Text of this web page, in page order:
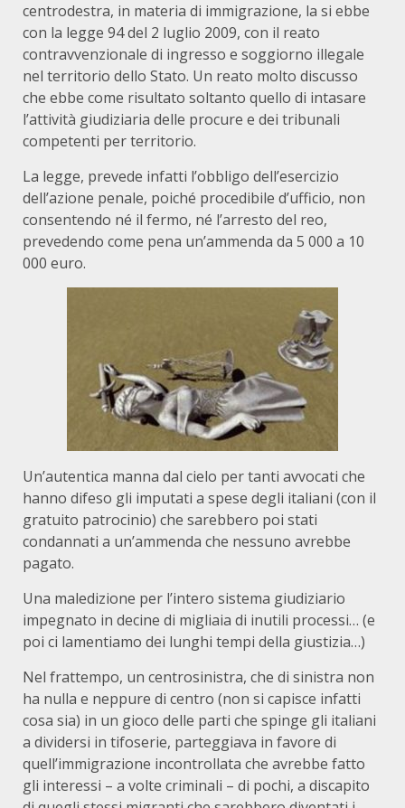
centrodestra, in materia di immigrazione, la si ebbe
con la legge 94 del 2 luglio 2009, con il reato
contravvenzionale di ingresso e soggiorno illegale
nel territorio dello Stato. Un reato molto discusso
che ebbe come risultato soltanto quello di intasare
l’attività giudiziaria delle procure e dei tribunali
competenti per territorio.
La legge, prevede infatti l’obbligo dell’esercizio
dell’azione penale, poiché procedibile d’ufficio, non
consentendo né il fermo, né l’arresto del reo,
prevedendo come pena un’ammenda da 5 000 a 10
000 euro.
Un’autentica manna dal cielo per tanti avvocati che
hanno difeso gli imputati a spese degli italiani (con il
gratuito patrocinio) che sarebbero poi stati
condannati a un’ammenda che nessuno avrebbe
pagato.
Una maledizione per l’intero sistema giudiziario
impegnato in decine di migliaia di inutili processi… (e
poi ci lamentiamo dei lunghi tempi della giustizia…)
Nel frattempo, un centrosinistra, che di sinistra non
ha nulla e neppure di centro (non si capisce infatti
cosa sia) in un gioco delle parti che spinge gli italiani
a dividersi in tifoserie, parteggiava in favore di
quell’immigrazione incontrollata che avrebbe fatto
gli interessi – a volte criminali – di pochi, a discapito